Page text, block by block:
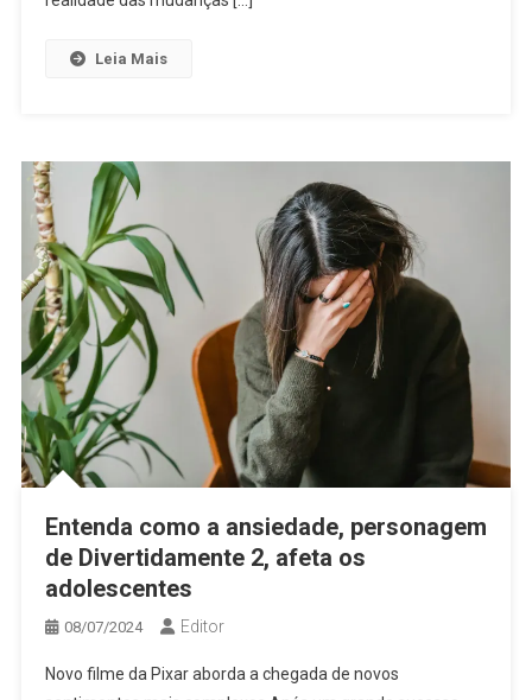
Leia Mais
Entenda como a ansiedade, personagem
de Divertidamente 2, afeta os
adolescentes
08/07/2024 Editor
Novo filme da Pixar aborda a chegada de novos